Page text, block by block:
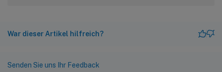
War dieser Artikel hilfreich?
Senden Sie uns Ihr Feedback